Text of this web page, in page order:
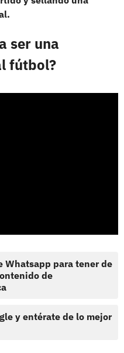
ser una
fútbol?
Whatsapp para tener de
de
y entérate de lo mejor